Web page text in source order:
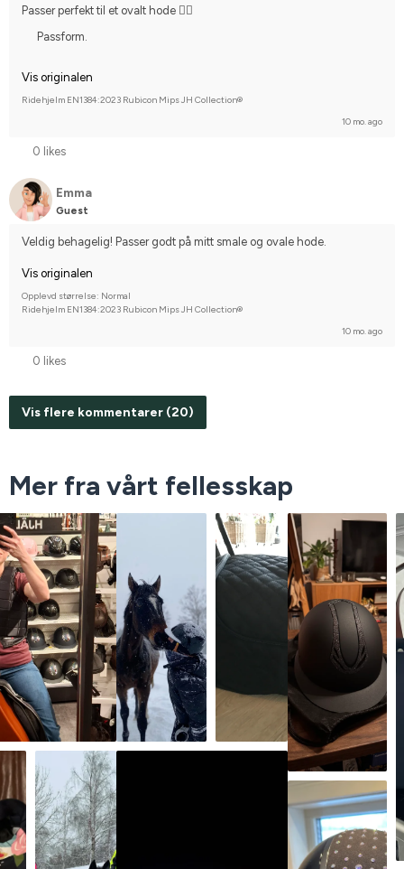
Passer perfekt til et ovalt hode 👌🏻
Passform.
Vis originalen
Ridehjelm EN1384:2023 Rubicon Mips JH Collection®
10 mo. ago
0 likes
Emma
Guest
Veldig behagelig! Passer godt på mitt smale og ovale hode.
Vis originalen
Opplevd størrelse: Normal
Ridehjelm EN1384:2023 Rubicon Mips JH Collection®
10 mo. ago
0 likes
Vis flere kommentarer (20)
Mer fra vårt fellesskap